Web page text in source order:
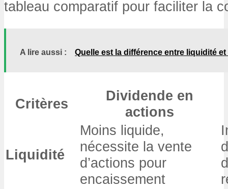
tableau comparatif pour faciliter la
A lire aussi : Quelle est la différence entre liquidité
Critères
Dividende en
actions
Liquidité
Moins liquide,
nécessite la vente
d’actions pour
encaissement